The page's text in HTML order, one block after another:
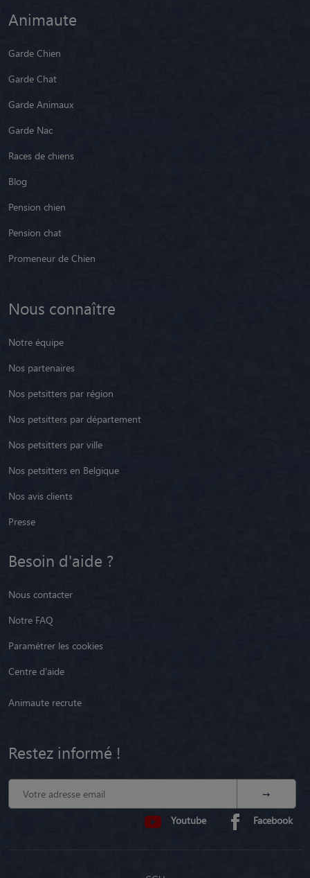
Animaute
Garde Chien
Garde Chat
Garde Animaux
Garde Nac
Races de chiens
Blog
Pension chien
Pension chat
Promeneur de Chien
Nous connaître
Notre équipe
Nos partenaires
Nos petsitters par région
Nos petsitters par département
Nos petsitters par ville
Nos petsitters en Belgique
Nos avis clients
Presse
Besoin d'aide ?
Nous contacter
Notre FAQ
Paramétrer les cookies
Centre d'aide
Animaute recrute
Restez informé !
Youtube Facebook